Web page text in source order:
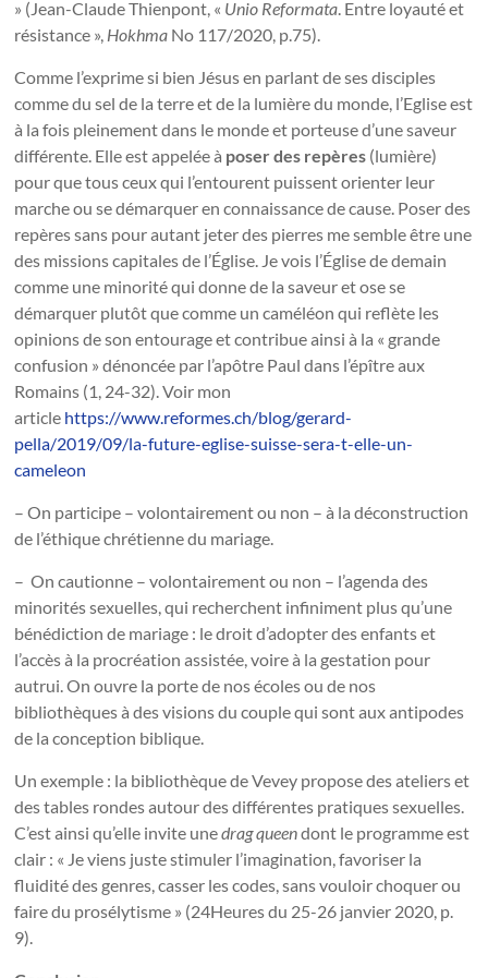
» (Jean-Claude Thienpont, « Unio Reformata. Entre loyauté et
résistance », Hokhma No 117/2020, p.75).
Comme l’exprime si bien Jésus en parlant de ses disciples
comme du sel de la terre et de la lumière du monde, l’Eglise est
à la fois pleinement dans le monde et porteuse d’une saveur
différente. Elle est appelée à poser des repères (lumière)
pour que tous ceux qui l’entourent puissent orienter leur
marche ou se démarquer en connaissance de cause. Poser des
repères sans pour autant jeter des pierres me semble être une
des missions capitales de l’Église. Je vois l’Église de demain
comme une minorité qui donne de la saveur et ose se
démarquer plutôt que comme un caméléon qui reflète les
opinions de son entourage et contribue ainsi à la « grande
confusion » dénoncée par l’apôtre Paul dans l’épître aux
Romains (1, 24-32). Voir mon
article https://www.reformes.ch/blog/gerard-
pella/2019/09/la-future-eglise-suisse-sera-t-elle-un-
cameleon
– On participe – volontairement ou non – à la déconstruction
de l’éthique chrétienne du mariage.
– On cautionne – volontairement ou non – l’agenda des
minorités sexuelles, qui recherchent infiniment plus qu’une
bénédiction de mariage : le droit d’adopter des enfants et
l’accès à la procréation assistée, voire à la gestation pour
autrui. On ouvre la porte de nos écoles ou de nos
bibliothèques à des visions du couple qui sont aux antipodes
de la conception biblique.
Un exemple : la bibliothèque de Vevey propose des ateliers et
des tables rondes autour des différentes pratiques sexuelles.
C’est ainsi qu’elle invite unedrag queendont le programme est
clair : « Je viens juste stimuler l’imagination, favoriser la
fluidité des genres, casser les codes, sans vouloir choquer ou
faire du prosélytisme » (24Heures du 25-26 janvier 2020, p.
9).